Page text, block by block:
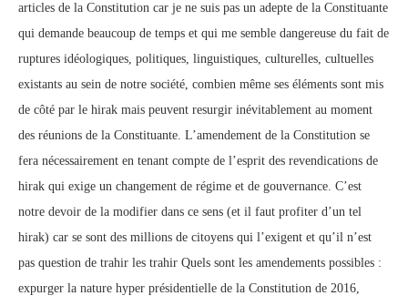
articles de la Constitution car je ne suis pas un adepte de la Constituante
qui demande beaucoup de temps et qui me semble dangereuse du fait de
ruptures idéologiques, politiques, linguistiques, culturelles, cultuelles
existants au sein de notre société, combien même ses éléments sont mis
de côté par le hirak mais peuvent resurgir inévitablement au moment
des réunions de la Constituante. L’amendement de la Constitution se
fera nécessairement en tenant compte de l’esprit des revendications de
hirak qui exige un changement de régime et de gouvernance. C’est
notre devoir de la modifier dans ce sens (et il faut profiter d’un tel
hirak) car se sont des millions de citoyens qui l’exigent et qu’il n’est
pas question de trahir les trahir Quels sont les amendements possibles :
expurger la nature hyper présidentielle de la Constitution de 2016,